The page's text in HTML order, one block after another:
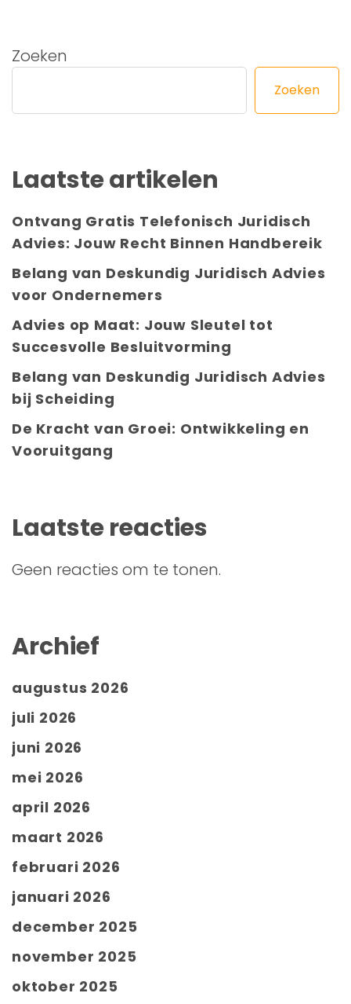
Zoeken
Zoeken
Laatste artikelen
Ontvang Gratis Telefonisch Juridisch
Advies: Jouw Recht Binnen Handbereik
Belang van Deskundig Juridisch Advies
voor Ondernemers
Advies op Maat: Jouw Sleutel tot
Succesvolle Besluitvorming
Belang van Deskundig Juridisch Advies
bij Scheiding
De Kracht van Groei: Ontwikkeling en
Vooruitgang
Laatste reacties
Geen reacties om te tonen.
Archief
augustus 2026
juli 2026
juni 2026
mei 2026
april 2026
maart 2026
februari 2026
januari 2026
december 2025
november 2025
oktober 2025